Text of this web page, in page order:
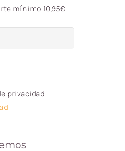
mínimo 10,95€
privacidad